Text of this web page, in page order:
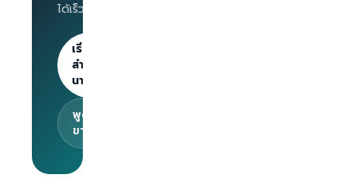
ได้เร็วขึ้น
เริ่มต้น
สำหรับ
นายจ้าง
พูดคุยกับทีม
ขาย